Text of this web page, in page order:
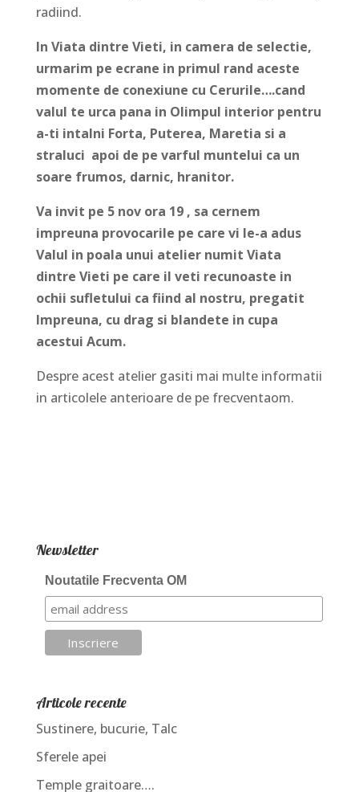
radiind.
In Viata dintre Vieti, in camera de selectie,
urmarim pe ecrane in primul rand aceste
momente de conexiune cu Cerurile….cand
valul te urca pana in Olimpul interior pentru
a-ti intalni Forta, Puterea, Maretia si a
straluci apoi de pe varful muntelui ca un
soare frumos, darnic, hranitor.
Va invit pe 5 nov ora 19 , sa cernem
impreuna provocarile pe care vi le-a adus
Valul in poala unui atelier numit Viata
dintre Vieti pe care il veti recunoaste in
ochii sufletului ca fiind al nostru, pregatit
Impreuna, cu drag si blandete in cupa
acestui Acum.
Despre acest atelier gasiti mai multe informatii
in articolele anterioare de pe frecventaom.
Newsletter
Noutatile Frecventa OM
Articole recente
Sustinere, bucurie, Talc
Sferele apei
Temple graitoare….